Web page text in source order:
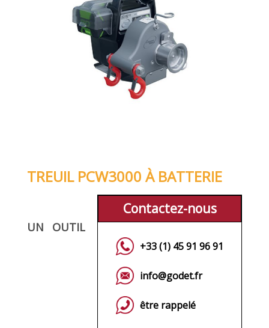
TREUIL PCW3000 À BATTERIE
Contactez-nous
+33 (1) 45 91 96 91
info@godet.fr
être rappelé
UN OUTIL